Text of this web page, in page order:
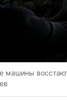
машины